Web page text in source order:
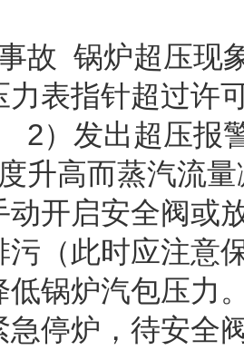
故 锅炉超压现
表指针超过许
2）发出超压报
升高而蒸汽流
动开启安全阀或
污（此时应注意
低锅炉汽包压力
急停炉，待安全